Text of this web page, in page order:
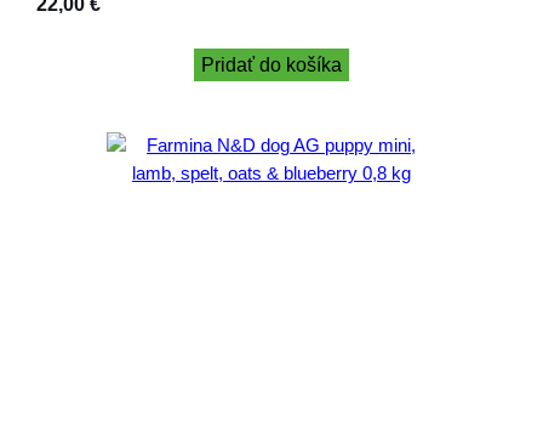
22,00 €
Pridať do košíka